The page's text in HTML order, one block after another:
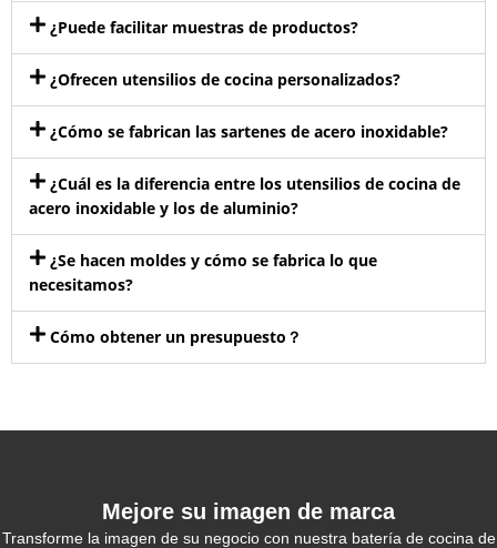
¿Puede facilitar muestras de productos?
¿Ofrecen utensilios de cocina personalizados?
¿Cómo se fabrican las sartenes de acero inoxidable?
¿Cuál es la diferencia entre los utensilios de cocina de
acero inoxidable y los de aluminio?
¿Se hacen moldes y cómo se fabrica lo que
necesitamos?
Cómo obtener un presupuesto？
Mejore su imagen de marca
Transforme la imagen de su negocio con nuestra batería de cocina de